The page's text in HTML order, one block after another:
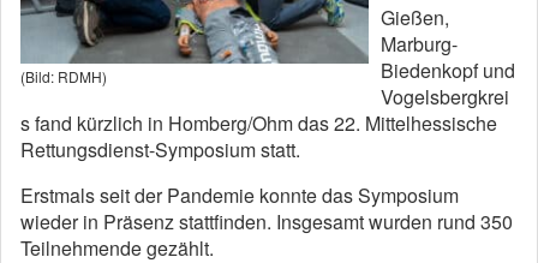
(Bild: RDMH)
Gießen,
Marburg-
Biedenkopf und
Vogelsbergkrei
s fand kürzlich in Homberg/Ohm das 22. Mittelhessische
Rettungsdienst-Symposium statt.
Erstmals seit der Pandemie konnte das Symposium
wieder in Präsenz stattfinden. Insgesamt wurden rund 350
Teilnehmende gezählt.